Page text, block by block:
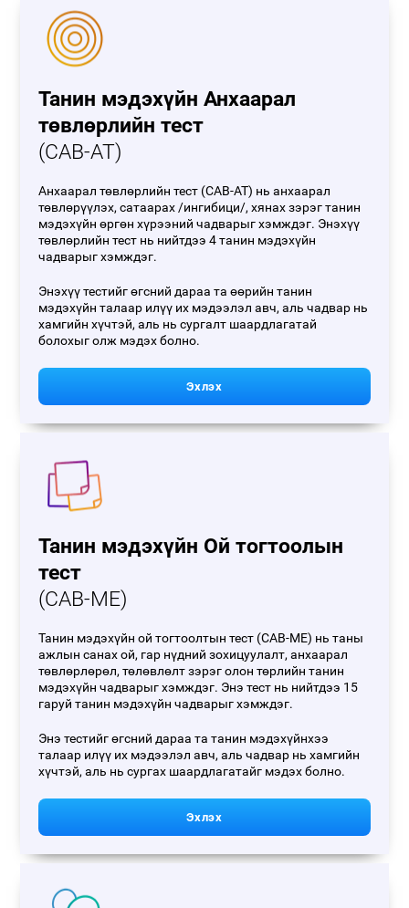
Танин мэдэхүйн Анхаарал
төвлөрлийн тест
(CAB-AT)
Анхаарал төвлөрлийн тест (CAB-AT) нь анхаарал
төвлөрүүлэх, сатаарах /ингибици/, хянах зэрэг танин
мэдэхүйн өргөн хүрээний чадварыг хэмждэг. Энэхүү
төвлөрлийн тест нь нийтдээ 4 танин мэдэхүйн
чадварыг хэмждэг.
Энэхүү тестийг өгсний дараа та өөрийн танин
мэдэхүйн талаар илүү их мэдээлэл авч, аль чадвар нь
хамгийн хүчтэй, аль нь сургалт шаардлагатай
болохыг олж мэдэх болно.
Эхлэх
Танин мэдэхүйн Ой тогтоолын
тест
(CAB-ME)
Танин мэдэхүйн ой тогтоолтын тест (CAB-ME) нь таны
ажлын санах ой, гар нүдний зохицуулалт, анхаарал
төвлөрлөрөл, төлөвлөлт зэрэг олон төрлийн танин
мэдэхүйн чадварыг хэмждэг. Энэ тест нь нийтдээ 15
гаруй танин мэдэхүйн чадварыг хэмждэг.
Энэ тестийг өгсний дараа та танин мэдэхүйнхээ
талаар илүү их мэдээлэл авч, аль чадвар нь хамгийн
хүчтэй, аль нь сургах шаардлагатайг мэдэх болно.
Эхлэх